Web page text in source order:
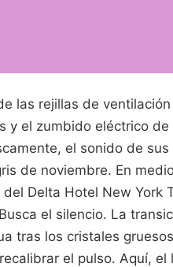
las rejillas de
y el zumbido eléctrico
el sonido de
de noviembre. En
Delta Hotel New York
el silencio. La
tras los cristales
el pulso. Aquí,